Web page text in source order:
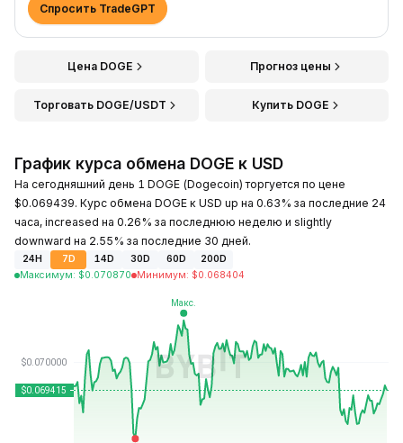
Спросить TradeGPT
Цена DOGE Прогноз цены
Торговать DOGE/USDT Купить DOGE
График курса обмена DOGE к USD
На сегодняшний день 1 DOGE (Dogecoin) торгуется по цене
$0.069439. Курс обмена DOGE к USD up на 0.63% за последние 24
часа, increased на 0.26% за последнюю неделю и slightly
downward на 2.55% за последние 30 дней.
24H 7D 14D 30D 60D
200D
Максимум: $0.070870 Минимум: $0.068404